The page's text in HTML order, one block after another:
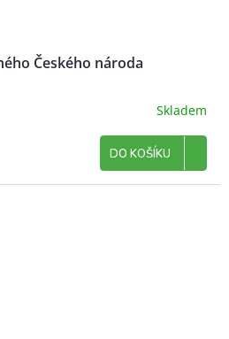
Českého národa
Skladem
DO KOŠÍKU